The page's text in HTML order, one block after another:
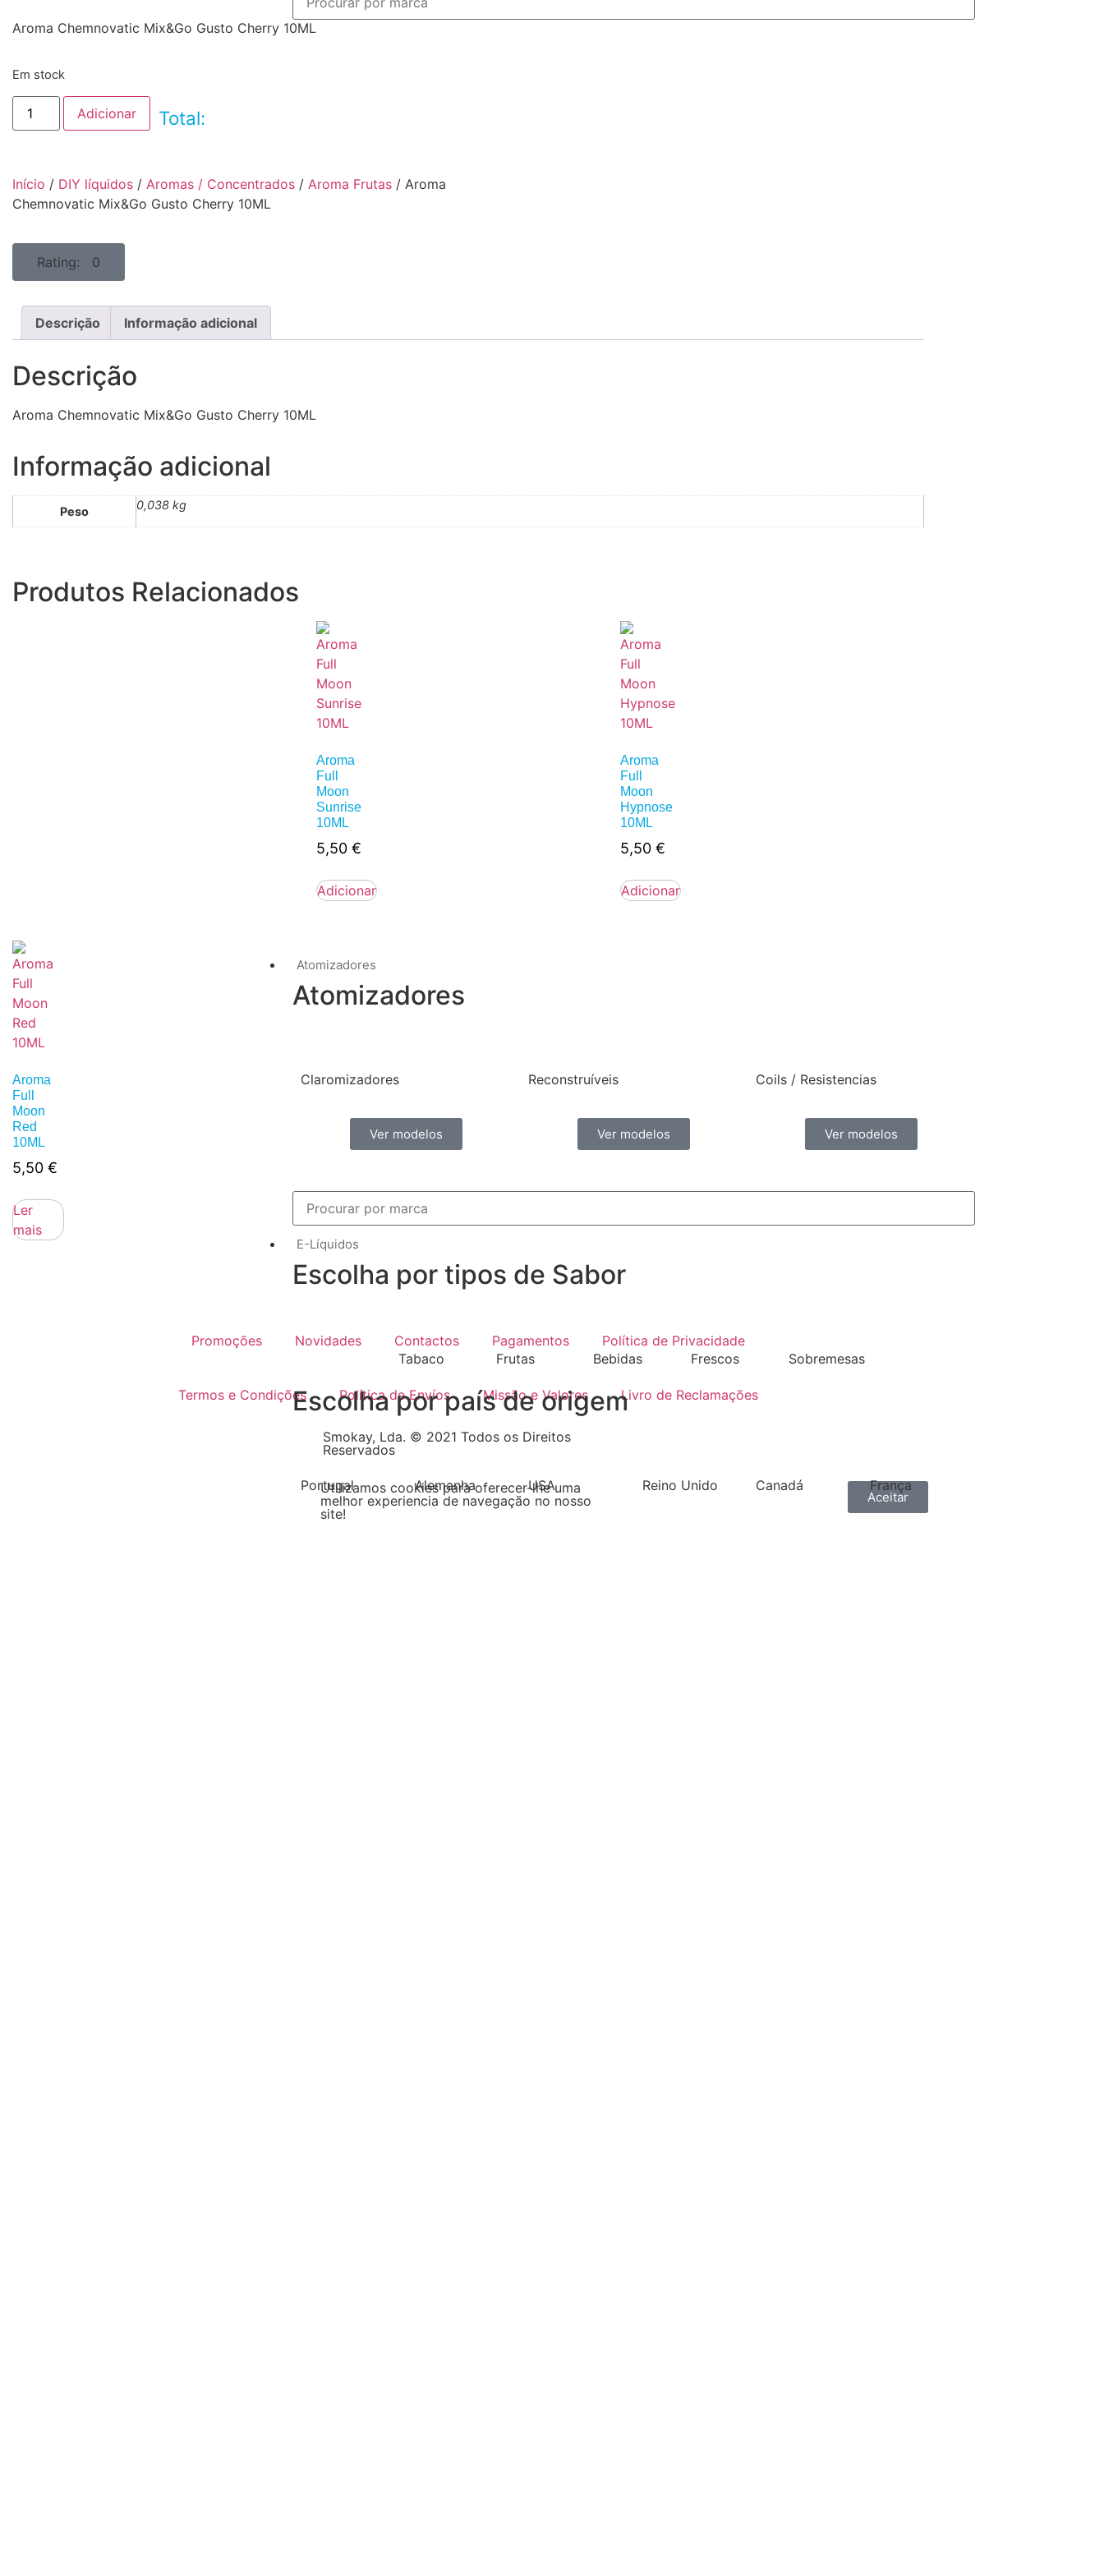
Atomizadores
Atomizadores
Claromizadores
Ver modelos
Reconstruíveis
Ver modelos
Coils / Resistencias
Ver modelos
E-Líquidos
Escolha por tipos de Sabor
Tabaco Frutas Bebidas Frescos Sobremesas
Escolha por país de origem
Portugal Alemanha USA Reino Unido Canadá França
Aroma Chemnovatic Mix&Go Gusto Cherry 10ML
Em stock
Adicionar Total:
Início / DIY líquidos / Aromas / Concentrados / Aroma Frutas / Aroma
Chemnovatic Mix&Go Gusto Cherry 10ML
Rating: 0
Descrição Informação adicional
Descrição
Aroma Chemnovatic Mix&Go Gusto Cherry 10ML
Informação adicional
Peso 0,038 kg
Produtos Relacionados
Aroma
Full
Moon
Sunrise
10ML
5,50 €
Adicionar
Aroma
Full
Moon
Hypnose
10ML
5,50 €
Adicionar
Aroma
Full
Moon
Red
10ML
5,50 €
Ler
mais
Promoções Novidades Contactos Pagamentos Política de Privacidade
Termos e Condições Política de Envíos Missão e Valores Livro de Reclamações
Smokay, Lda. © 2021 Todos os Direitos
Reservados
Utilizamos cookies para oferecer-lhe uma
melhor experiencia de navegação no nosso
site!
Aceitar